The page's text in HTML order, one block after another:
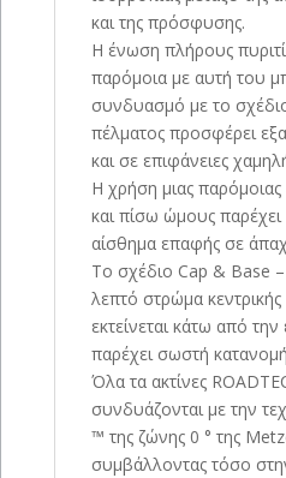
και της πρόσφυσης.
Η ένωση πλήρους
παρόμοια με αυτή του
συνδυασμό με το
πέλματος προσφέρει
και σε επιφάνειες
Η χρήση μιας
και πίσω ώμους
αίσθημα επαφής σε
Το σχέδιο Cap & Base
λεπτό στρώμα
εκτείνεται κάτω από
παρέχει σωστή
Όλα τα ακτίνες
συνδυάζονται με την
™ της ζώνης 0 ° της
συμβάλλοντας τόσο